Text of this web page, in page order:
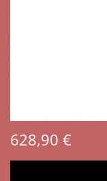
628,90 €